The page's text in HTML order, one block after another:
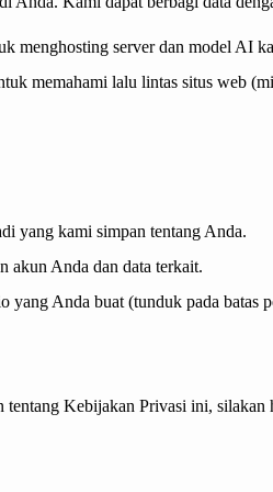
menghosting server dan model AI
memahami lalu lintas situs web
yang kami simpan tentang Anda.
akun Anda dan data terkait.
yang Anda buat (tunduk pada batas
tentang Kebijakan Privasi ini, silakan